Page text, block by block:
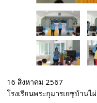
16 สิงหาคม 2567
โรงเรียนพระกุมารเยซูบ้าน